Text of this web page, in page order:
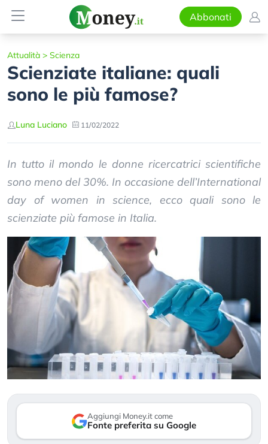
Abbonati
Attualità > Scienza
Scienziate italiane: quali
sono le più famose?
Luna Luciano 11/02/2022
In tutto il mondo le donne ricercatrici scientifiche
sono meno del 30%. In occasione dell’International
day of women in science, ecco quali sono le
scienziate più famose in Italia.
Aggiungi Money.it come
Fonte preferita su Google